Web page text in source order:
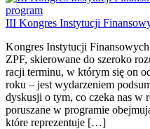
III Kongres Instytucji
Kongres Instytucji
ZPF, skierowane do szeroko
racji terminu, w którym się on
roku – jest wydarzeniem
dyskusji o tym, co czeka nas w
poruszane w programie
które reprezentuje […]